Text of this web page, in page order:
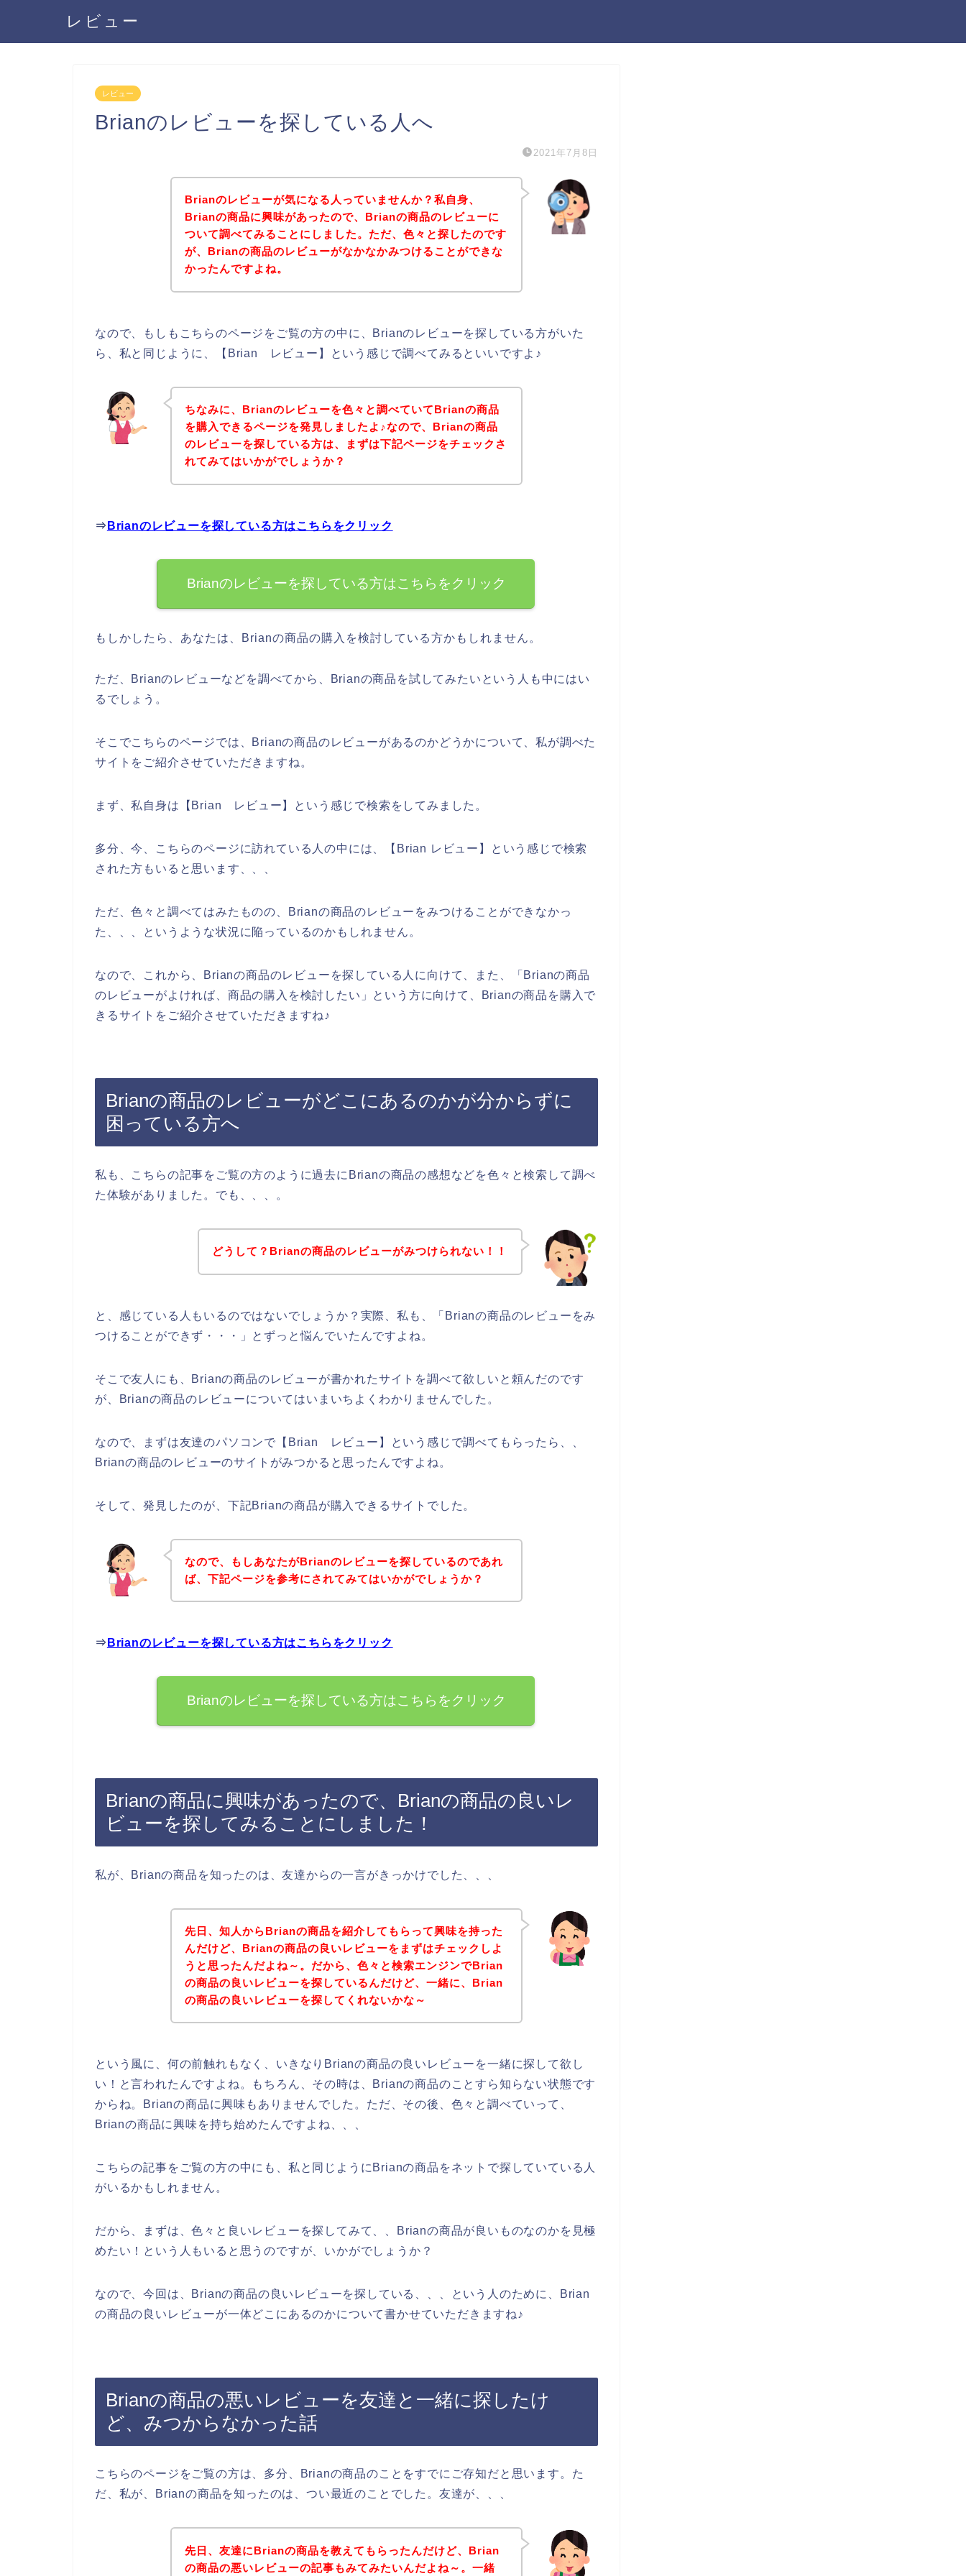
レビュー
レビュー
Brianのレビューを探している人へ
2021年7月8日
Brianのレビューが気になる人っていませんか？私自身、
Brianの商品に興味があったので、Brianの商品のレビューに
ついて調べてみることにしました。ただ、色々と探したのです
が、Brianの商品のレビューがなかなかみつけることができな
かったんですよね。
なので、もしもこちらのページをご覧の方の中に、Brianのレビューを探している方がいた
ら、私と同じように、【Brian レビュー】という感じで調べてみるといいですよ♪
ちなみに、Brianのレビューを色々と調べていてBrianの商品
を購入できるページを発見しましたよ♪なので、Brianの商品
のレビューを探している方は、まずは下記ページをチェックさ
れてみてはいかがでしょうか？
⇒ Brianのレビューを探している方はこちらをクリック
Brianのレビューを探している方はこちらをクリック
もしかしたら、あなたは、Brianの商品の購入を検討している方かもしれません。
ただ、Brianのレビューなどを調べてから、Brianの商品を試してみたいという人も中にはい
るでしょう。
そこでこちらのページでは、Brianの商品のレビューがあるのかどうかについて、私が調べた
サイトをご紹介させていただきますね。
まず、私自身は【Brian レビュー】という感じで検索をしてみました。
多分、今、こちらのページに訪れている人の中には、【Brian レビュー】という感じで検索
された方もいると思います、、、
ただ、色々と調べてはみたものの、Brianの商品のレビューをみつけることができなかっ
た、、、というような状況に陥っているのかもしれません。
なので、これから、Brianの商品のレビューを探している人に向けて、また、「Brianの商品
のレビューがよければ、商品の購入を検討したい」という方に向けて、Brianの商品を購入で
きるサイトをご紹介させていただきますね♪
Brianの商品のレビューがどこにあるのかが分からずに
困っている方へ
私も、こちらの記事をご覧の方のように過去にBrianの商品の感想などを色々と検索して調べ
た体験がありました。でも、、、。
どうして？Brianの商品のレビューがみつけられない！！
と、感じている人もいるのではないでしょうか？実際、私も、「Brianの商品のレビューをみ
つけることができず・・・」とずっと悩んでいたんですよね。
そこで友人にも、Brianの商品のレビューが書かれたサイトを調べて欲しいと頼んだのです
が、Brianの商品のレビューについてはいまいちよくわかりませんでした。
なので、まずは友達のパソコンで【Brian レビュー】という感じで調べてもらったら、、
Brianの商品のレビューのサイトがみつかると思ったんですよね。
そして、発見したのが、下記Brianの商品が購入できるサイトでした。
なので、もしあなたがBrianのレビューを探しているのであれ
ば、下記ページを参考にされてみてはいかがでしょうか？
⇒ Brianのレビューを探している方はこちらをクリック
Brianのレビューを探している方はこちらをクリック
Brianの商品に興味があったので、Brianの商品の良いレ
ビューを探してみることにしました！
私が、Brianの商品を知ったのは、友達からの一言がきっかけでした、、、
先日、知人からBrianの商品を紹介してもらって興味を持った
んだけど、Brianの商品の良いレビューをまずはチェックしよ
うと思ったんだよね～。だから、色々と検索エンジンでBrian
の商品の良いレビューを探しているんだけど、一緒に、Brian
の商品の良いレビューを探してくれないかな～
という風に、何の前触れもなく、いきなりBrianの商品の良いレビューを一緒に探して欲し
い！と言われたんですよね。もちろん、その時は、Brianの商品のことすら知らない状態です
からね。Brianの商品に興味もありませんでした。ただ、その後、色々と調べていって、
Brianの商品に興味を持ち始めたんですよね、、、
こちらの記事をご覧の方の中にも、私と同じようにBrianの商品をネットで探していている人
がいるかもしれません。
だから、まずは、色々と良いレビューを探してみて、、Brianの商品が良いものなのかを見極
めたい！という人もいると思うのですが、いかがでしょうか？
なので、今回は、Brianの商品の良いレビューを探している、、、という人のために、Brian
の商品の良いレビューが一体どこにあるのかについて書かせていただきますね♪
Brianの商品の悪いレビューを友達と一緒に探したけ
ど、みつからなかった話
こちらのページをご覧の方は、多分、Brianの商品のことをすでにご存知だと思います。た
だ、私が、Brianの商品を知ったのは、つい最近のことでした。友達が、、、
先日、友達にBrianの商品を教えてもらったんだけど、Brian
の商品の悪いレビューの記事もみてみたいんだよね～。一緒